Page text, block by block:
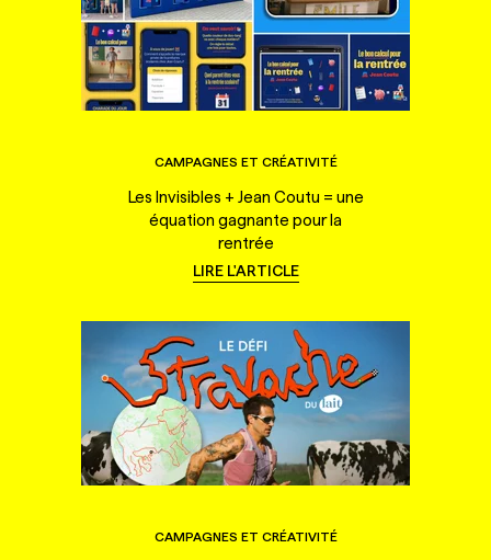
CAMPAGNES ET CRÉATIVITÉ
Les Invisibles + Jean Coutu = une
équation gagnante pour la
rentrée
LIRE L'ARTICLE
CAMPAGNES ET CRÉATIVITÉ